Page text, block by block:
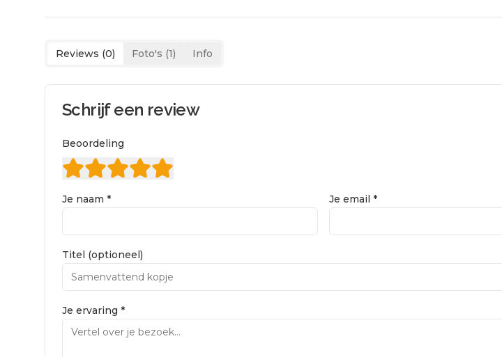
Reviews (0) Foto's (1) Info
Schrijf een review
Beoordeling
Je naam * Je email *
Titel (optioneel)
Je ervaring *